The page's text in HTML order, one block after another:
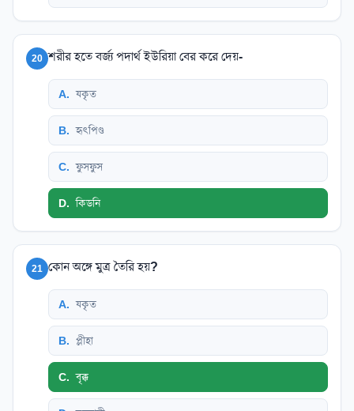
20 শরীর হতে বর্জ্য পদার্থ ইউরিয়া বের করে দেয়-
A. যকৃত
B. হৃৎপিণ্ড
C. ফুসফুস
D. কিডনি
21 কোন অঙ্গে মুত্র তৈরি হয়?
A. যকৃত
B. প্লীহা
C. বৃক্ক